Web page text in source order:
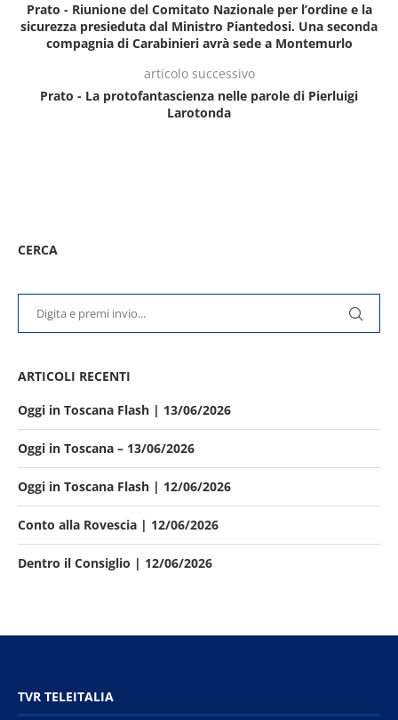
Prato - Riunione del Comitato Nazionale per l’ordine e la
sicurezza presieduta dal Ministro Piantedosi. Una seconda
compagnia di Carabinieri avrà sede a Montemurlo
articolo successivo
Prato - La protofantascienza nelle parole di Pierluigi
Larotonda
CERCA
ARTICOLI RECENTI
Oggi in Toscana Flash | 13/06/2026
Oggi in Toscana – 13/06/2026
Oggi in Toscana Flash | 12/06/2026
Conto alla Rovescia | 12/06/2026
Dentro il Consiglio | 12/06/2026
TVR TELEITALIA